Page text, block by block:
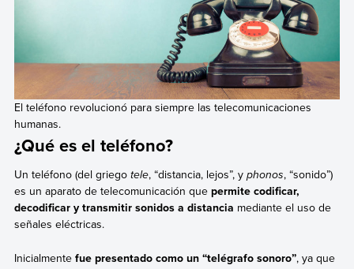
El teléfono revolucionó para siempre las telecomunicaciones
humanas.
¿Qué es el teléfono?
Un teléfono (del griego tele, “distancia, lejos”, y phonos, “sonido”)
es un aparato de telecomunicación que permite codificar,
decodificar y transmitir sonidos a distancia mediante el uso de
señales eléctricas.
Inicialmente fue presentado como un “telégrafo sonoro”, ya que